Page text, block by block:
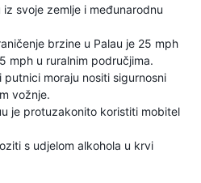
svoje zemlje i međunarodnu
brzine u Palau je 25 mph
mph u ruralnim područjima.
putnici moraju nositi sigurnosni
vožnje.
je protuzakonito koristiti mobitel
s udjelom alkohola u krvi